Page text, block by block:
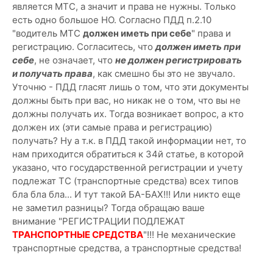
является МТС, а значит и права не нужны. Только
есть одно большое НО. Согласно ПДД п.2.10
"водитель МТС должен иметь при себе" права и
регистрацию. Согласитесь, чтодолжен иметь при
себе, не означает, что не должен регистрировать
и получать права, как смешно бы это не звучало.
Уточню - ПДД гласят лишь о том, что эти документы
должны быть при вас, но никак не о том, что вы не
должны получать их. Тогда возникает вопрос, а кто
должен их (эти самые права и регистрацию)
получать? Ну а т.к. в ПДД такой информации нет, то
нам приходится обратиться к 34й статье, в которой
указано, что государственной регистрации и учету
подлежат ТС (транспортные средства) всех типов
бла бла бла... И тут такой БА-БАХ!!! Или никто еще
не заметил разницы? Тогда обращаю ваше
внимание "РЕГИСТРАЦИИ ПОДЛЕЖАТ
ТРАНСПОРТНЫЕ СРЕДСТВА"!!! Не механические
транспортные средства, а транспортные средства!